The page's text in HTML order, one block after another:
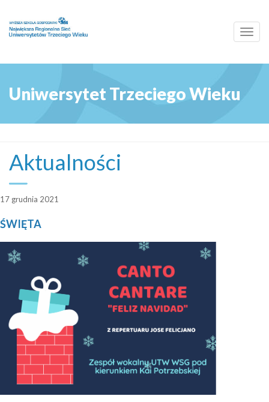
Uniwersytet Trzeciego Wieku
Aktualności
17 grudnia 2021
ŚWIĘTA